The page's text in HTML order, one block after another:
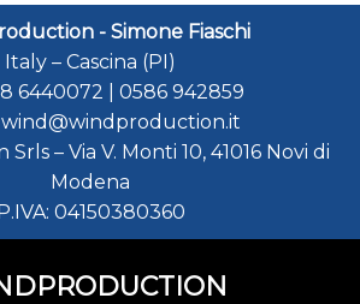
- Simone Fiaschi
Italy – Cascina (PI)
6440072
0586 942859
wind@windproduction.it
Srls – Via V. Monti 10, 41016 Novi di
Modena
04150380360